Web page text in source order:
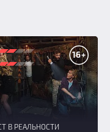
16+
В РЕАЛЬНОСТИ